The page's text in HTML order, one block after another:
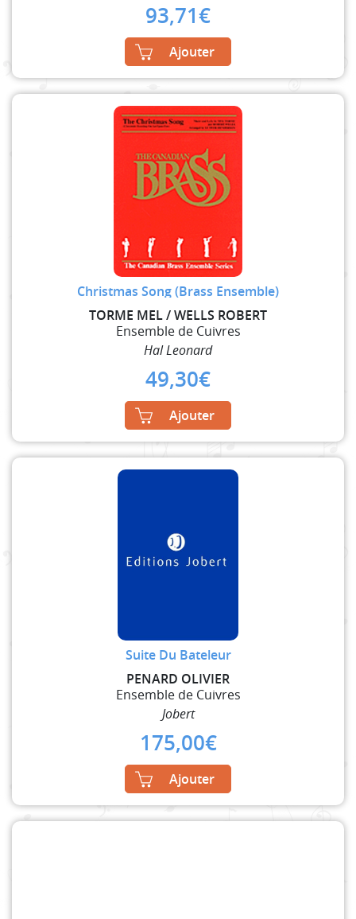
93,71€
Ajouter
Christmas Song (Brass Ensemble)
TORME MEL / WELLS ROBERT
Ensemble de Cuivres
Hal Leonard
49,30€
Ajouter
Suite Du Bateleur
PENARD OLIVIER
Ensemble de Cuivres
Jobert
175,00€
Ajouter